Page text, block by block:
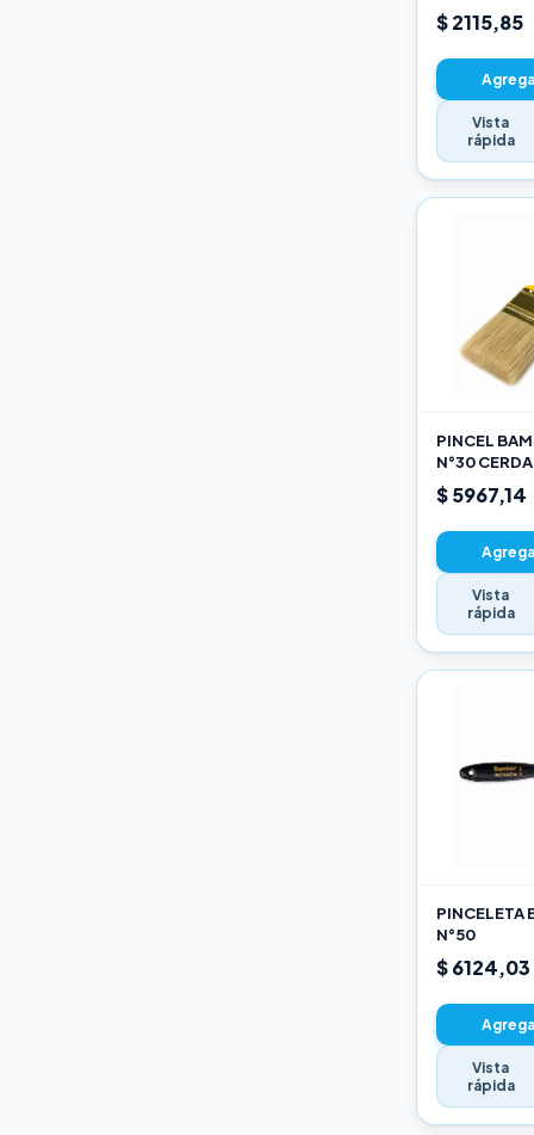
189 10
$ 2115,85
Vista
rápida
PINCEL
N°30
$ 5967,14
Vista
rápida
PINCELETA
N°50
$ 6124,03
Vista
rápida